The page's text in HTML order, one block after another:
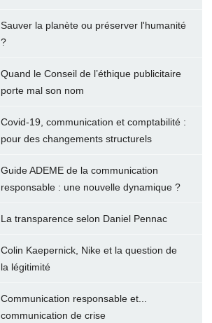
Sauver la planète ou préserver l'humanité
?
Quand le Conseil de l’éthique publicitaire
porte mal son nom
Covid-19, communication et comptabilité :
pour des changements structurels
Guide ADEME de la communication
responsable : une nouvelle dynamique ?
La transparence selon Daniel Pennac
Colin Kaepernick, Nike et la question de
la légitimité
Communication responsable et...
communication de crise